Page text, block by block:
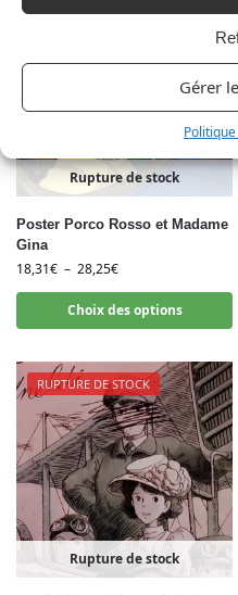
Gérer
Rupture de stock
Poster Porco Rosso et Madame
Gina
18,31€ – 28,25€
Choix des options
RUPTURE DE STOCK
Rupture de stock